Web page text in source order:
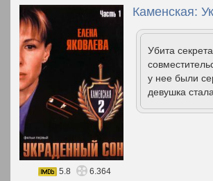
Каменская:
Убита
у нее были
девушка
5.8 6.364